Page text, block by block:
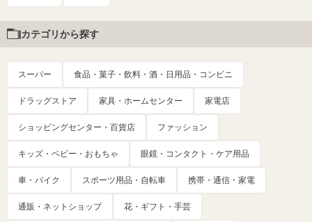
カテゴリから探す
スーパー 食品・菓子・飲料・酒・日用品・コンビニ
ドラッグストア 家具・ホームセンター 家電店
ショッピングセンター・百貨店 ファッション
キッズ・ベビー・おもちゃ 眼鏡・コンタクト・ケア用品
車・バイク スポーツ用品・自転車 携帯・通信・家電
通販・ネットショップ 花・ギフト・手芸